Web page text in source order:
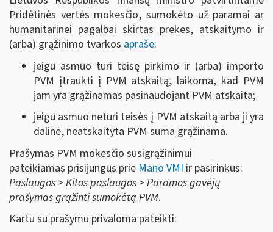
Pridėtinės vertės mokesčio, sumokėto už paramai ar
humanitarinei pagalbai skirtas prekes, atskaitymo ir
(arba) grąžinimo tvarkos apraše:
jeigu asmuo turi teisę pirkimo ir (arba) importo
PVM įtraukti į PVM atskaitą, laikoma, kad PVM
jam yra grąžinamas pasinaudojant PVM atskaita;
jeigu asmuo neturi teisės į PVM atskaitą arba ji yra
dalinė, neatskaityta PVM suma grąžinama.
Prašymas PVM mokesčio susigrąžinimui
pateikiamas prisijungus prie Mano VMI ir pasirinkus:
Paslaugos > Kitos paslaugos > Paramos gavėjų
prašymas grąžinti sumokėtą PVM.
Kartu su prašymu privaloma pateikti: